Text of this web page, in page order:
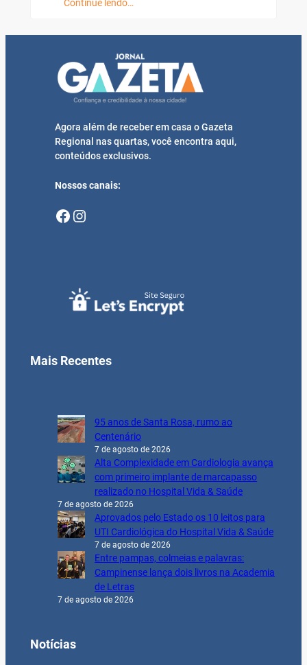
Continue lendo…
Agora além de receber em casa o Gazeta
Regional nas quartas, você encontra aqui,
conteúdos exclusivos.
Nossos canais:
Facebook Instagram
Mais Recentes
95 anos de Santa Rosa, rumo ao
Centenário
7 de agosto de 2026
Alta Complexidade em Cardiologia avança
com primeiro implante de marcapasso
realizado no Hospital Vida & Saúde
7 de agosto de 2026
Aprovados pelo Estado os 10 leitos para
UTI Cardiológica do Hospital Vida & Saúde
7 de agosto de 2026
Entre pampas, colmeias e palavras:
Campinense lança dois livros na Academia
de Letras
7 de agosto de 2026
Notícias